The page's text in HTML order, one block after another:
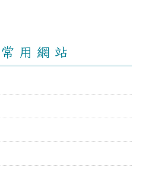
用 網 站